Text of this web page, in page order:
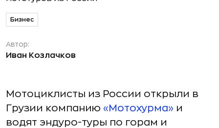
Бизнес
Автор:
Иван Козлачков
Мотоциклисты из России открыли в
Грузии компанию «Мотохурма» и
водят эндуро-туры по горам и